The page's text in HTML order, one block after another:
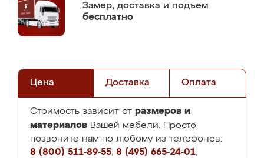
Замер, доставка и подъем
бесплатно
Цена Доставка Оплата
Стоимость зависит от размеров и
материалов Вашей мебели. Просто
позвоните нам по любому из телефонов:
8 (800) 511-89-55, 8 (495) 665-24-01,